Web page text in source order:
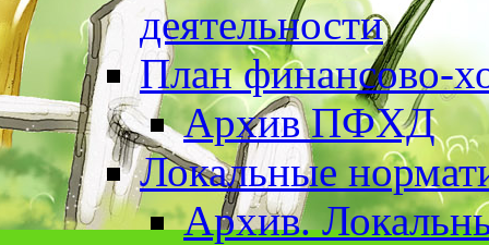
деятельности
План финансово-
Архив ПФХД
Локальные
Архив.